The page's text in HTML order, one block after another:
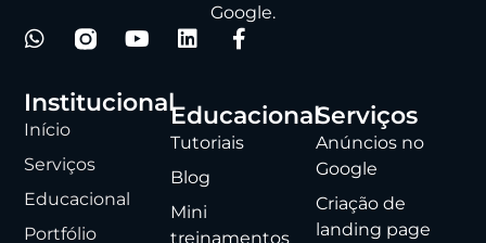
Google.
Institucional
Início
Serviços
Educacional
Portfólio
Educacional
Tutoriais
Blog
Mini
treinamentos
Serviços
Anúncios no
Google
Criação de
landing page